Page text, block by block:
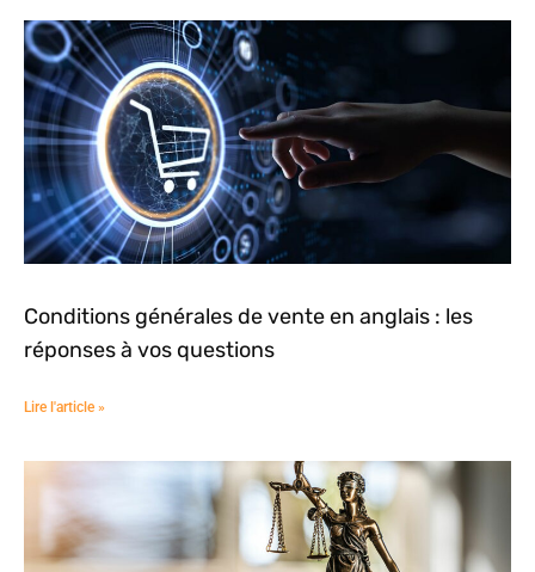
Conditions générales de vente en anglais : les
réponses à vos questions
Lire l'article »